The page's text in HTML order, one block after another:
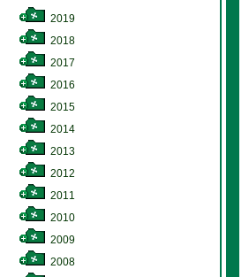
2019
2018
2017
2016
2015
2014
2013
2012
2011
2010
2009
2008